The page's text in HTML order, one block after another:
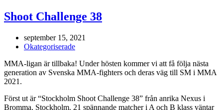
Shoot Challenge 38
september 15, 2021
Okategoriserade
MMA-ligan är tillbaka! Under hösten kommer vi att få följa nästa
generation av Svenska MMA-fighters och deras väg till SM i MMA
2021.
Först ut är “Stockholm Shoot Challenge 38” från anrika Nexus i
Bromma, Stockholm. 21 spännande matcher i A och B klass väntar